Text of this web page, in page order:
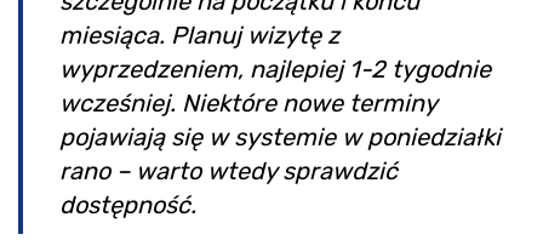
miesiąca. Planuj wizytę z
wyprzedzeniem, najlepiej 1-2 tygodnie
wcześniej. Niektóre nowe terminy
pojawiają się w systemie w poniedziałki
rano – warto wtedy sprawdzić
dostępność.